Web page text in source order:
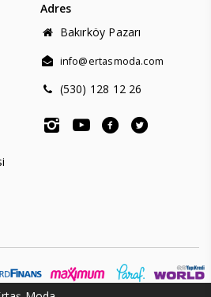
Adres
Bakırköy Pazarı
info@ertasmoda.com
(530) 128 12 26